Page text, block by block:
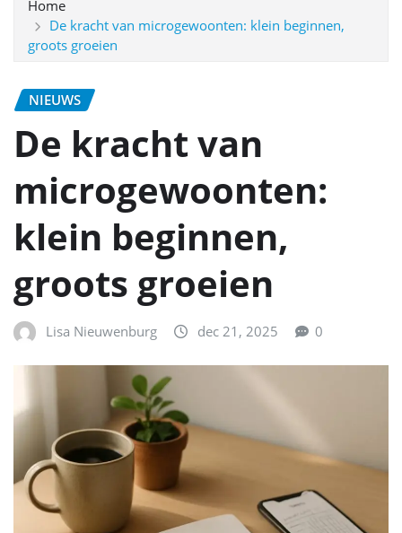
Home
De kracht van microgewoonten: klein beginnen,
groots groeien
NIEUWS
De kracht van
microgewoonten:
klein beginnen,
groots groeien
Lisa Nieuwenburg dec 21, 2025 0